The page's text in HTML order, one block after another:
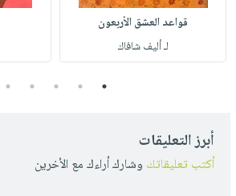
قواعد العشق الأربعون
لـ أليف شافاك
1
2
3
4
5
أبرز التعليقات
أكتب تعليقاتك وشارك أراءك مع الأخرين